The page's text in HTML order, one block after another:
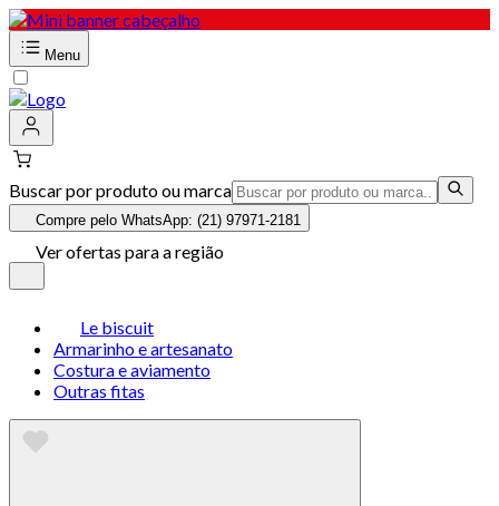
Menu
Buscar por produto ou marca
Compre pelo WhatsApp: (21) 97971-2181
Ver ofertas para a região
Le biscuit
Armarinho e artesanato
Costura e aviamento
Outras fitas